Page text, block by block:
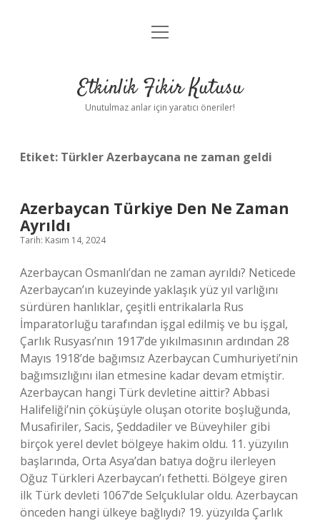
Anasayfa
Yasal Uyarı
menüyü
Etkinlik Fikir Kutusu
Unutulmaz anlar için yaratıcı öneriler!
Etiket: Türkler Azerbaycana ne zaman geldi
Azerbaycan Türkiye Den Ne Zaman
Ayrıldı
Tarih: Kasım 14, 2024
Azerbaycan Osmanlı’dan ne zaman ayrıldı? Neticede
Azerbaycan’ın kuzeyinde yaklaşık yüz yıl varlığını
sürdüren hanlıklar, çeşitli entrikalarla Rus
İmparatorluğu tarafından işgal edilmiş ve bu işgal,
Çarlık Rusyası’nın 1917’de yıkılmasının ardından 28
Mayıs 1918’de bağımsız Azerbaycan Cumhuriyeti’nin
bağımsızlığını ilan etmesine kadar devam etmiştir.
Azerbaycan hangi Türk devletine aittir? Abbasi
Halifeliği’nin çöküşüyle ​​oluşan otorite boşluğunda,
Musafiriler, Sacis, Şeddadiler ve Büveyhiler gibi
birçok yerel devlet bölgeye hakim oldu. 11. yüzyılın
başlarında, Orta Asya’dan batıya doğru ilerleyen
Oğuz Türkleri Azerbaycan’ı fethetti. Bölgeye giren
ilk Türk devleti 1067’de Selçuklular oldu. Azerbaycan
önceden hangi ülkeye bağlıydı? 19. yüzyılda Çarlık